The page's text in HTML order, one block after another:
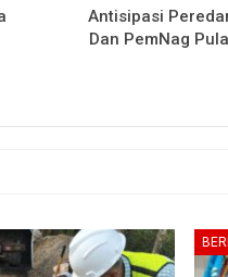
Antisipasi
Dan PemNag